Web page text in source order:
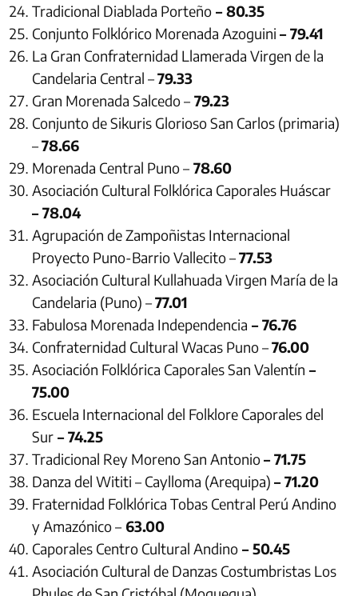
Tradicional Diablada Porteño – 80.35
Conjunto Folklórico Morenada Azoguini– 79.41
La Gran Confraternidad Llamerada Virgen de la
Candelaria Central –79.33
Gran Morenada Salcedo – 79.23
Conjunto de Sikuris Glorioso San Carlos (primaria)
–78.66
Morenada Central Puno – 78.60
Asociación Cultural Folklórica Caporales Huáscar
– 78.04
Agrupación de Zampoñistas Internacional
Proyecto Puno-Barrio Vallecito –77.53
Asociación Cultural Kullahuada Virgen María de la
Candelaria (Puno) –77.01
Fabulosa Morenada Independencia – 76.76
Confraternidad Cultural Wacas Puno –76.00
Asociación Folklórica Caporales San Valentín –
75.00
Escuela Internacional del Folklore Caporales del
Sur – 74.25
Tradicional Rey Moreno San Antonio– 71.75
Danza del Wititi – Caylloma (Arequipa)– 71.20
Fraternidad Folklórica Tobas Central Perú Andino
y Amazónico – 63.00
Caporales Centro Cultural Andino – 50.45
Asociación Cultural de Danzas Costumbristas Los